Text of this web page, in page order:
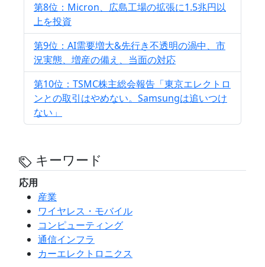
第8位：Micron、広島工場の拡張に1.5兆円以
上を投資
第9位：AI需要増大&先行き不透明の渦中、市
況実態、増産の備え、当面の対応
第10位：TSMC株主総会報告「東京エレクトロ
ンとの取引はやめない。Samsungは追いつけ
ない」
キーワード
応用
産業
ワイヤレス・モバイル
コンピューティング
通信インフラ
カーエレクトロニクス